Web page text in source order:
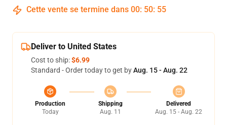
Cette vente se termine dans 00: 50: 54
Deliver to United States
Cost to ship:$6.99
Standard - Order today to get byAug. 15 - Aug. 22
Production
Today
Shipping
Aug. 11
Delivered
Aug. 15 - Aug. 22